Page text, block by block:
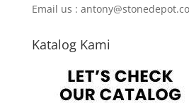
Email us :
Katalog Kami